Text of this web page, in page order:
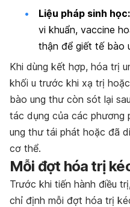
Liệu pháp sinh học:
vi khuẩn, vaccine
thận để giết tế bào
Khi dùng kết hợp, hóa trị
khối u trước khi xạ trị
bào ung thư còn sót lại
tác dụng của các phương
ung thư tái phát hoặc đã
cơ thể.
Mỗi đợt hóa trị
Trước khi tiến hành điều
chỉ định mỗi đợt hóa trị